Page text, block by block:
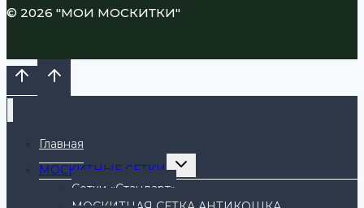
© 2026 "МОИ МОСКИТКИ"
Главная
МОСКИТНЫЕ СЕТКИ
ПЕРЕКЛЮЧИТЬ
ДОЧЕРНЕЕ
МЕНЮ
Сетки «Стандарт»